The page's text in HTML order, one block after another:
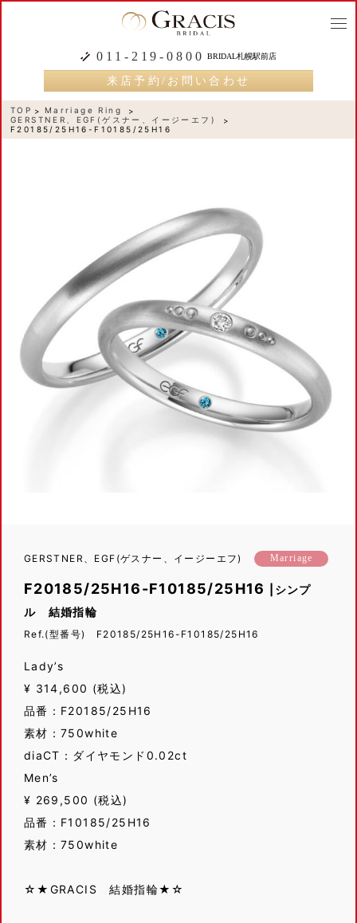
011-219-0800 BRIDAL札幌駅前店
来店予約/お問い合わせ
TOP
Marriage Ring
GERSTNER、EGF(ゲスナー、イージーエフ)
F20185/25H16-F10185/25H16
GERSTNER、EGF(ゲスナー、イージーエフ) Marriage
F20185/25H16-F10185/25H16
|シンプ
ル 結婚指輪
Ref.(型番号) F20185/25H16-F10185/25H16
Lady’s
¥ 314,600 (税込)
品番：F20185/25H16
素材：750white
diaCT：ダイヤモンド0.02ct
Men’s
¥ 269,500 (税込)
品番：F10185/25H16
素材：750white
☆★GRACIS 結婚指輪★☆